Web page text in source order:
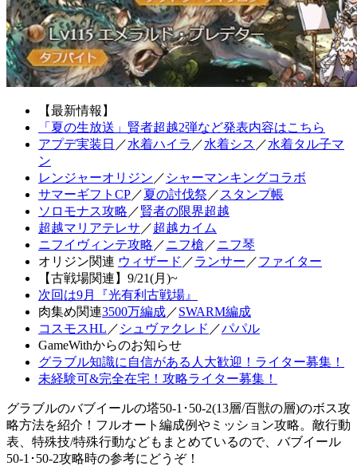
【最新情報】
「夏の生放送」賢者超越2弾など発表内容はこちら
アプデ実装日 ／水着ハイラ ／水着シス ／水着タル子マ
ン
レンジャーオリジン ／ シャーマンキングコラボ
サマーギフトCP／夏の討伐祭 ／ スタンプ帳
ソロモナス攻略 ／賢者の限界超越
超越マリアテレサ ／超越カイム
ニフイヴィンテ攻略 ／ニフ槍 ／ニフ琴
オリジン関連 ウィザード ／ランサー ／ファイター
【古戦場関連】9/21(月)~
次回は9月『光有利古戦場』
肉集め関連3500万編成／SWARM編成
コスモスHL ／ シュヴァクレド ／パパル
GameWithからのお知らせ
グラブル知識に自信がある人大歓迎！ライター募集！
未経験可&完全在宅！攻略ライター募集！
グラブルのバブイールの塔50-1･50-2(13層/百獣の層)のボス攻
略方法を紹介！フルオート編成例やミッション攻略。敵行動
表、特殊技/特殊行動などもまとめているので、バブイール
50-1･50-2攻略時の参考にどうぞ！